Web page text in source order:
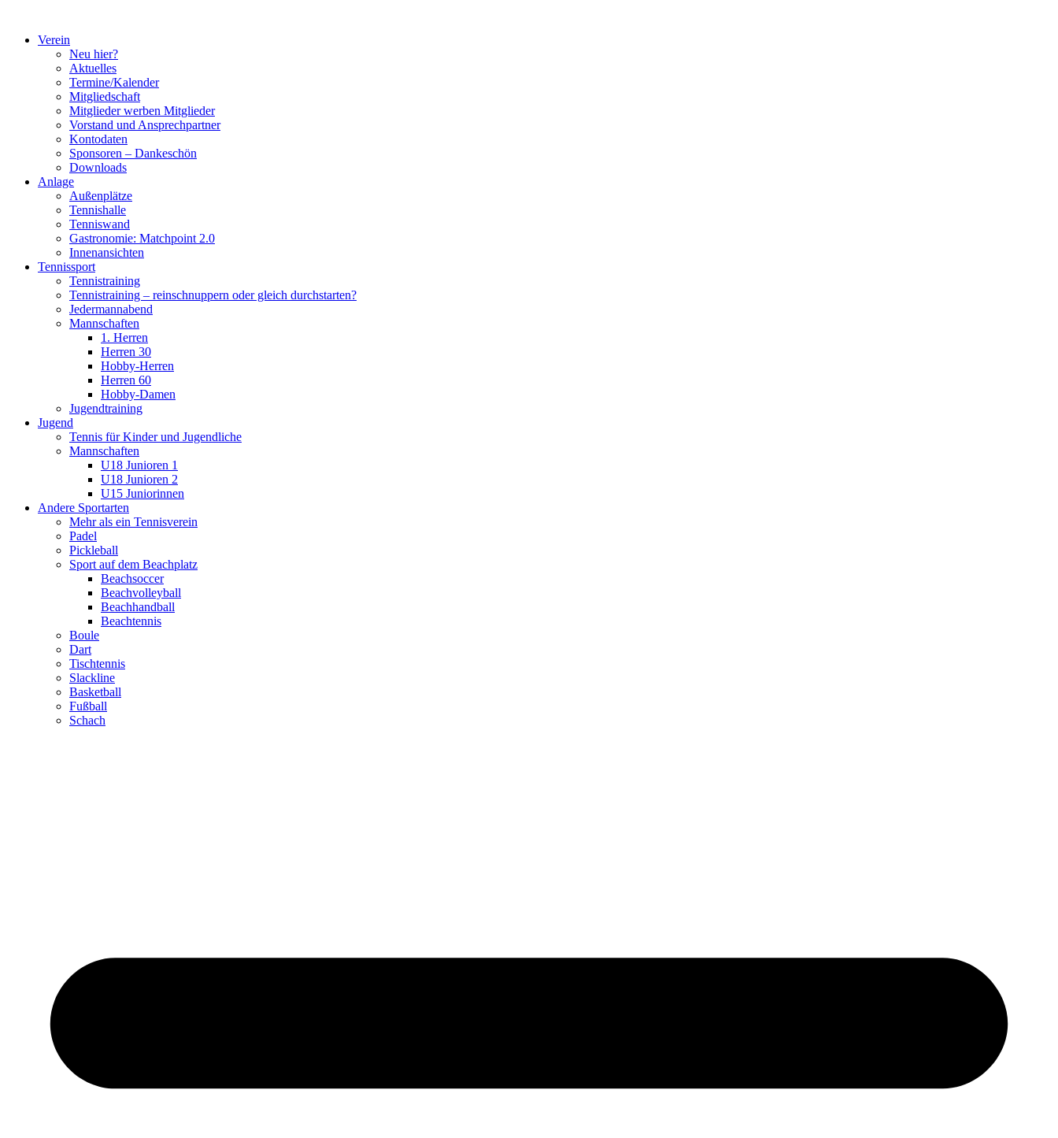
springenVerein
Neu hier?
Aktuelles
Termine/Kalender
Mitgliedschaft
Mitglieder werben Mitglieder
Vorstand und Ansprechpartner
Kontodaten
Sponsoren – Dankeschön
Downloads
Anlage
Außenplätze
Tennishalle
Tenniswand
Gastronomie: Matchpoint 2.0
Innenansichten
Tennissport
Tennistraining
Tennistraining – reinschnuppern oder gleich durchstarten?
Jedermannabend
Mannschaften
1. Herren
Herren 30
Hobby-Herren
Herren 60
Hobby-Damen
Jugendtraining
Jugend
Tennis für Kinder und Jugendliche
Mannschaften
U18 Junioren 1
U18 Junioren 2
U15 Juniorinnen
Andere Sportarten
Mehr als ein Tennisverein
Padel
Pickleball
Sport auf dem Beachplatz
Beachsoccer
Beachvolleyball
Beachhandball
Beachtennis
Boule
Dart
Tischtennis
Slackline
Basketball
Fußball
Schach